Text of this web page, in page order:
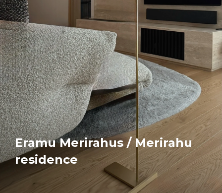
Eramu Merirahus / Merirahu
residence